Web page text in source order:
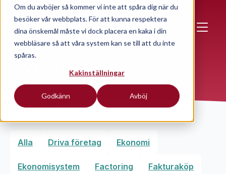
Om du avböjer så kommer vi inte att spåra dig när du
besöker vår webbplats. För att kunna respektera
dina önskemål måste vi dock placera en kaka i din
webbläsare så att våra system kan se till att du inte
spåras.
Kakinställningar
Godkänn Avböj
Skip to main content
Nyheter & Tips
Alla Driva företag Ekonomi
Ekonomisystem Factoring Fakturaköp